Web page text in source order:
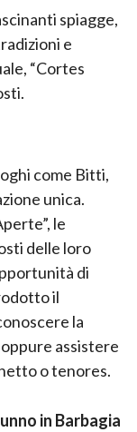
spiagge,
e
“Cortes
come Bitti,
unica.
le
delle loro
di
il
la
assistere
o tenores.
in Barbagia